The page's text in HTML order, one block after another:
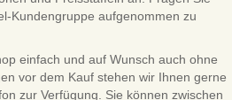
Kundengruppe aufgenommen zu
einfach und auf Wunsch auch ohne
vor dem Kauf stehen wir Ihnen gerne
zur Verfügung. Sie können zwischen